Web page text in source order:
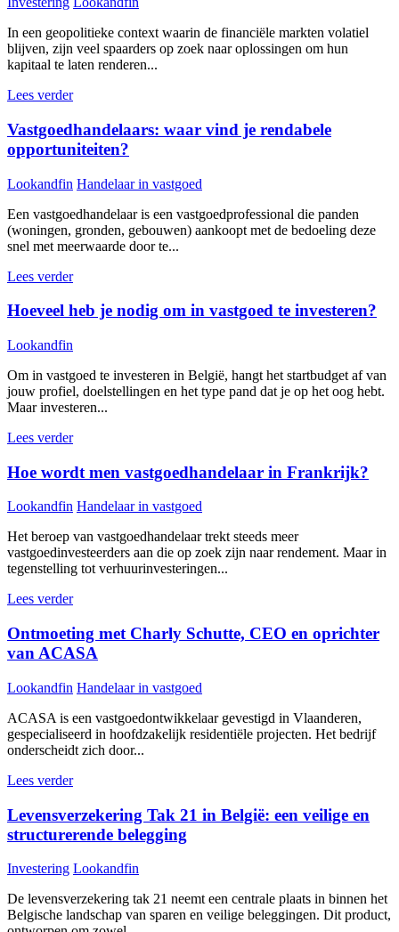
In een geopolitieke context waarin de financiële markten volatiel
blijven, zijn veel spaarders op zoek naar oplossingen om hun
kapitaal te laten renderen...
Lees verder
Vastgoedhandelaars: waar vind je rendabele
opportuniteiten?
Lookandfin Handelaar in vastgoed
Een vastgoedhandelaar is een vastgoedprofessional die panden
(woningen, gronden, gebouwen) aankoopt met de bedoeling deze
snel met meerwaarde door te...
Lees verder
Hoeveel heb je nodig om in vastgoed te investeren?
Lookandfin
Om in vastgoed te investeren in België, hangt het startbudget af van
jouw profiel, doelstellingen en het type pand dat je op het oog hebt.
Maar investeren...
Lees verder
Hoe wordt men vastgoedhandelaar in Frankrijk?
Lookandfin Handelaar in vastgoed
Het beroep van vastgoedhandelaar trekt steeds meer
vastgoedinvesteerders aan die op zoek zijn naar rendement. Maar in
tegenstelling tot verhuurinvesteringen...
Lees verder
Ontmoeting met Charly Schutte, CEO en oprichter
van ACASA
Lookandfin Handelaar in vastgoed
ACASA is een vastgoedontwikkelaar gevestigd in Vlaanderen,
gespecialiseerd in hoofdzakelijk residentiële projecten. Het bedrijf
onderscheidt zich door...
Lees verder
Levensverzekering Tak 21 in België: een veilige en
structurerende belegging
Investering Lookandfin
De levensverzekering tak 21 neemt een centrale plaats in binnen het
Belgische landschap van sparen en veilige beleggingen. Dit product,